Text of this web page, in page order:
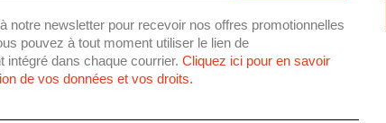
notre newsletter pour recevoir nos offres promotionnelles
pouvez à tout moment utiliser le lien de
intégré dans chaque courrier. Cliquez ici pour en savoir
de vos données et vos droits.